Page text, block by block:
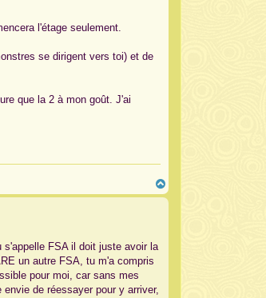
l'étage seulement.
se dirigent vers toi) et de
que la 2 à mon goût. J'ai
a
u
FSA il doit juste avoir la
un autre FSA, tu m'a compris
pour moi, car sans mes
de réessayer pour y arriver,